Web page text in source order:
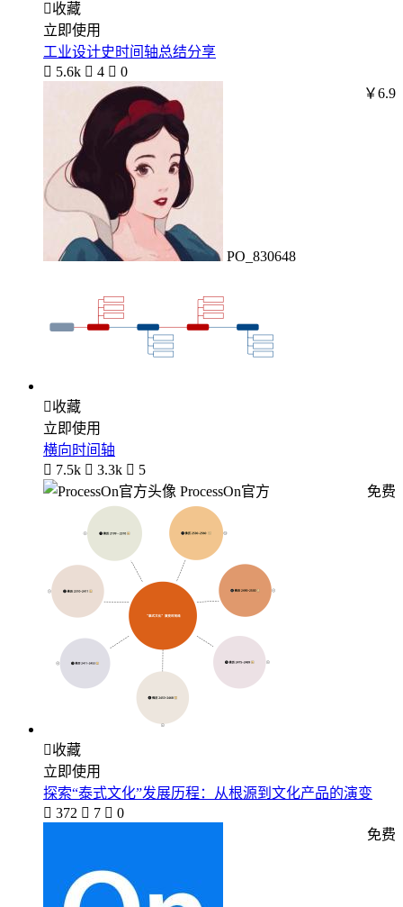
收藏
立即使用
工业设计史时间轴总结分享
 5.6k  4  0
PO_830648
￥6.9
收藏
立即使用
横向时间轴
 7.5k  3.3k  5
ProcessOn官方
免费
收藏
立即使用
探索“泰式文化”发展历程：从根源到文化产品的演变
 372  7  0
免费